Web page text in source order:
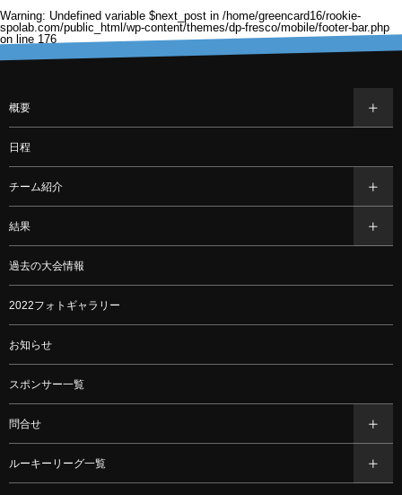
Warning: Undefined variable $next_post in /home/greencard16/rookie-
spolab.com/public_html/wp-content/themes/dp-fresco/mobile/footer-bar.php
on line 176
概要
日程
チーム紹介
結果
過去の大会情報
2022フォトギャラリー
お知らせ
スポンサー一覧
問合せ
ルーキーリーグ一覧